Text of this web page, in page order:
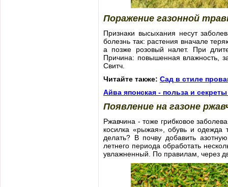
Поражение газонной
Признаки высыхания несут
болезнь так: растения вначале
а позже розовый налет. При
Причина: повышенная влажность,
Свитч.
Читайте также: Сад в стиле
Айва японская - польза и
Появление на газоне
Ржавчина - тоже грибковое
косилка «рыжая», обувь и одежда
делать? В почву добавить
летнего периода обработать
увлажненный. По правилам, через